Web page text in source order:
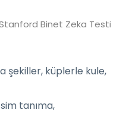
Binet Zeka Testi
şekiller, küplerle kule,
tanıma,